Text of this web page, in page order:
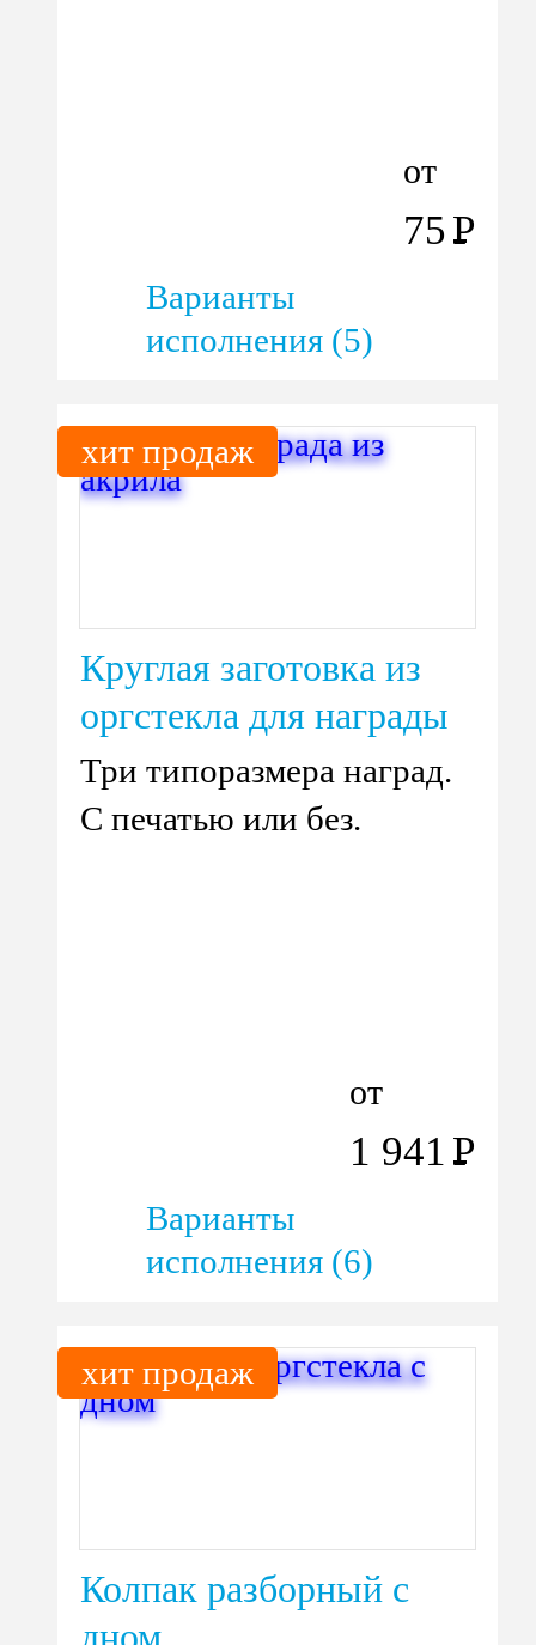
от
75Р
Варианты
исполнения (5)
хит продаж
Круглая заготовка из
оргстекла для награды
Три типоразмера наград.
С печатью или без.
от
1 941 Р
Варианты
исполнения (6)
хит продаж
Колпак разборный с